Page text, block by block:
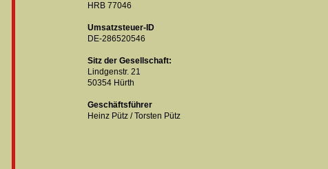
HRB 77046
Umsatzsteuer-ID
DE-286520546
Sitz der Gesellschaft:
Lindgenstr. 21
50354 Hürth
Geschäftsführer
Heinz Pütz / Torsten Pütz